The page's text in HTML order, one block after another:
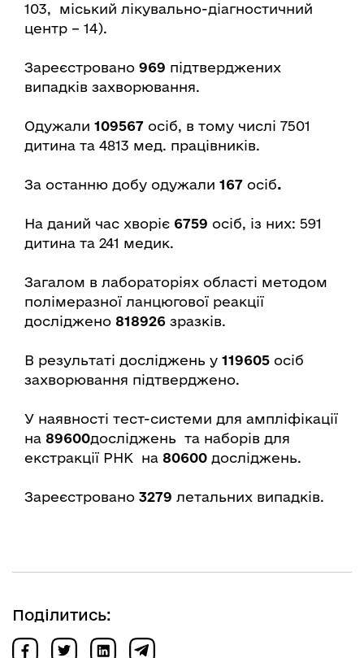
103, міський лікувально-діагностичний
центр – 14).
Зареєстровано 969 підтверджених
випадків захворювання.
Одужали 109567 осіб, в тому числі 7501
дитина та 4813 мед. працівників.
За останню добу одужали 167 осіб.
На даний час хворіє 6759 осіб, із них: 591
дитина та 241 медик.
Загалом в лабораторіях області методом
полімеразної ланцюгової реакції
досліджено 818926 зразків.
В результаті досліджень у 119605 осіб
захворювання підтверджено.
У наявності тест-системи для ампліфікації
на 89600досліджень та наборів для
екстракції РНК на 80600 досліджень.
Зареєстровано 3279 летальних випадків.
Поділитись: